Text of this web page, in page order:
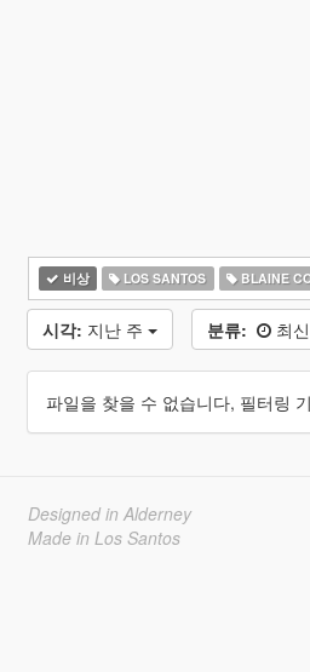
비상 LOS SANTOS BLAINE
시각: 지난 주 분류: 최
파일을 찾을 수 없습니다, 필터링
Designed in Alderney
Made in Los Santos